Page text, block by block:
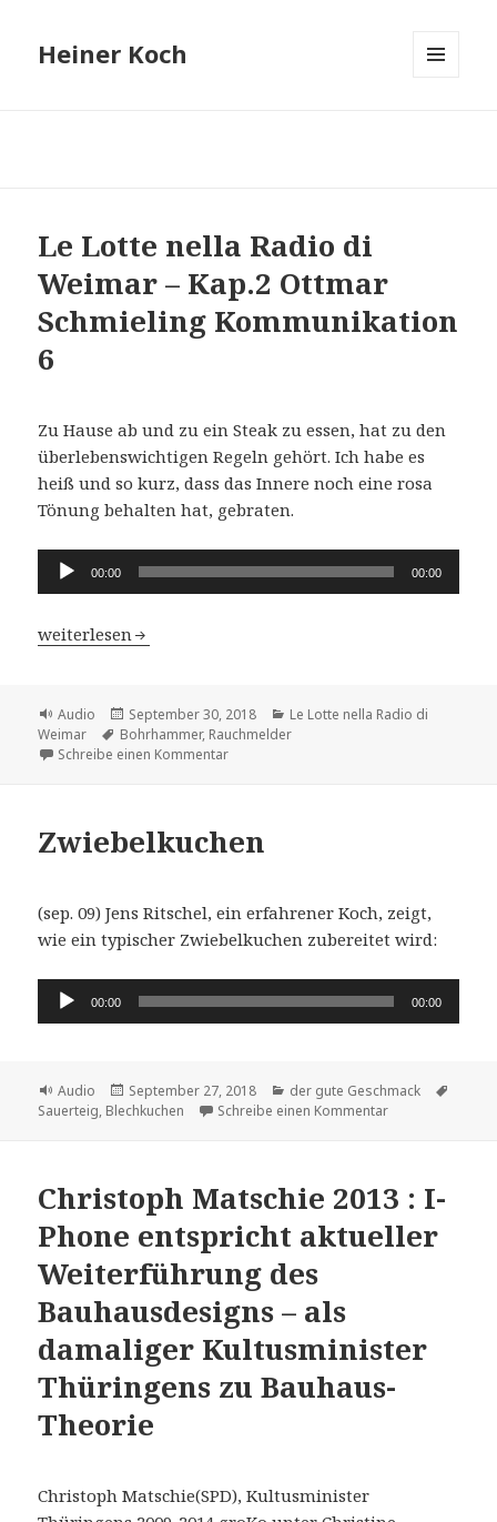
Heiner Koch
Le Lotte nella Radio di
Weimar – Kap.2 Ottmar
Schmieling Kommunikation
6
Zu Hause ab und zu ein Steak zu essen, hat zu den
überlebenswichtigen Regeln gehört. Ich habe es
heiß und so kurz, dass das Innere noch eine rosa
Tönung behalten hat, gebraten.
Audio-
00:00 00:00
Le Lotte nella Radio di Weimar – Kap.2 Ottmar
weiterlesen
Format
Audio
Veröffentlicht
am
September 30, 2018 Kategorien
Le Lotte nella Radio di
Weimar
Schlagwörter
Bohrhammer, Rauchmelder
Schreibe einen Kommentarzu Le Lotte nella Radio di Weimar –
Zwiebelkuchen
(sep. 09) Jens Ritschel, ein erfahrener Koch, zeigt,
wie ein typischer Zwiebelkuchen zubereitet wird:
Audio-
00:00 00:00
Format
Audio
Veröffentlicht
am
September 27, 2018 Kategorien
der gute Geschmack
Sauerteig, Blechkuchen Schreibe einen Kommentarzu
Christoph Matschie 2013 : I-
Phone entspricht aktueller
Weiterführung des
Bauhausdesigns – als
damaliger Kultusminister
Thüringens zu Bauhaus-
Theorie
Christoph Matschie(SPD), Kultusminister